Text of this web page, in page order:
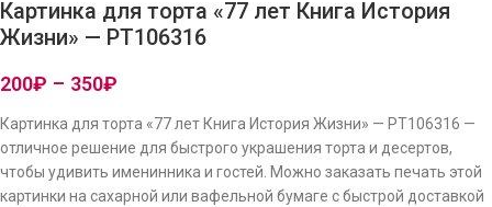
Картинка для торта «77 лет Книга История
Жизни» — PT106316
200₽ – 350₽
Картинка для торта «77 лет Книга История Жизни» — PT106316 —
отличное решение для быстрого украшения торта и десертов,
чтобы удивить именинника и гостей. Можно заказать печать этой
картинки на сахарной или вафельной бумаге с быстрой доставкой